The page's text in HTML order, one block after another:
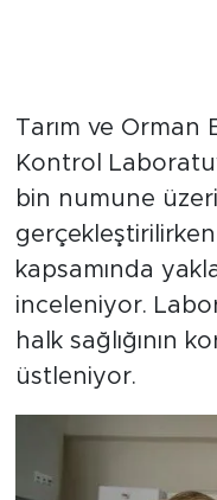
Tarım ve Orman
Kontrol
bin numune
kapsamında
inceleniyor.
halk sağlığının
üstleniyor.